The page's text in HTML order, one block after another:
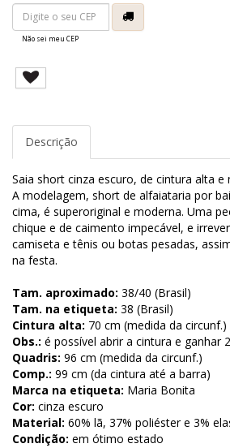
Não sei meu CEP
Descrição
Saia short cinza escuro, de cintura alta e
A modelagem, short de alfaiataria por
cima, é superoriginal e moderna. Uma
chique e de caimento impecável, e
camiseta e tênis ou botas pesadas,
na festa.
Tam. aproximado: 38/40 (Brasil)
Tam. na etiqueta: 38 (Brasil)
Cintura alta: 70 cm (medida da circunf.)
Obs.: é possível abrir a cintura e ganhar
Quadris: 96 cm (medida da circunf.)
Comp.: 99 cm (da cintura até a barra)
Marca na etiqueta: Maria Bonita
Cor: cinza escuro
Material: 60% lã, 37% poliéster e 3%
Condição: em ótimo estado